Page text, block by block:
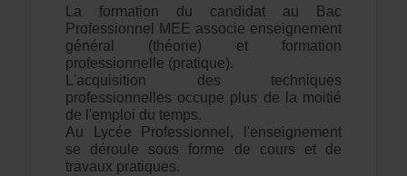
La formation du candidat au Bac
Professionnel MEE associe enseignement
général (théorie) et formation
professionnelle (pratique).
L'acquisition des techniques
professionnelles occupe plus de la moitié
de l'emploi du temps.
Au Lycée Professionnel, l'enseignement
se déroule sous forme de cours et de
travaux pratiques.